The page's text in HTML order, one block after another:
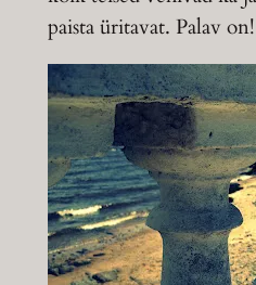
paista üritavat. Palav on!